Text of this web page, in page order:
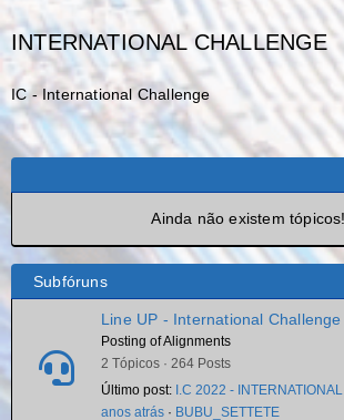
INTERNATIONAL CHALLENGE
IC - International Challenge
Ainda não existem tópicos!
Subfóruns
Line UP - International Challenge
Posting of Alignments
2 Tópicos · 264 Posts
Último post: I.C 2022 -
anos atrás · BUBU_SETTETE